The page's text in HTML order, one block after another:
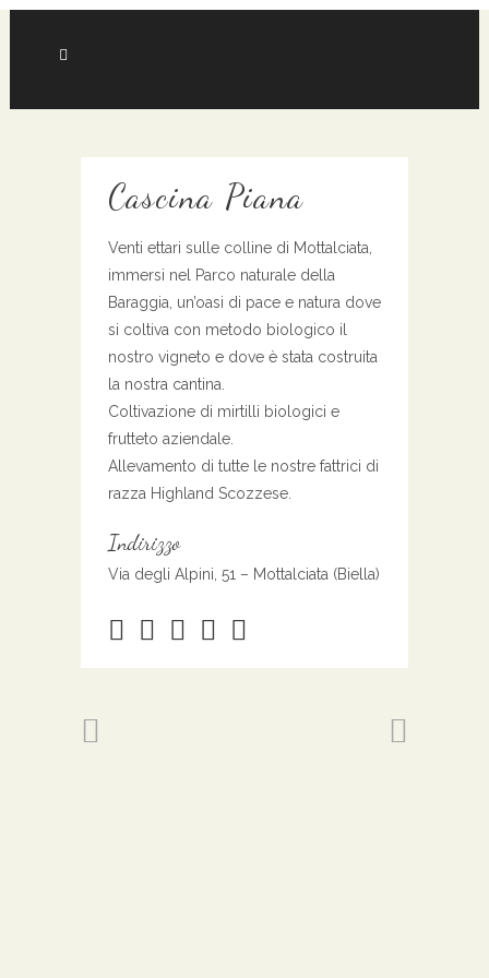
Cascina Piana
Venti ettari sulle colline di Mottalciata,
immersi nel Parco naturale della
Baraggia, un’oasi di pace e natura dove
si coltiva con metodo biologico il
nostro vigneto e dove è stata costruita
la nostra cantina.
Coltivazione di mirtilli biologici e
frutteto aziendale.
Allevamento di tutte le nostre fattrici di
razza Highland Scozzese.
Indirizzo
Via degli Alpini, 51 – Mottalciata (Biella)